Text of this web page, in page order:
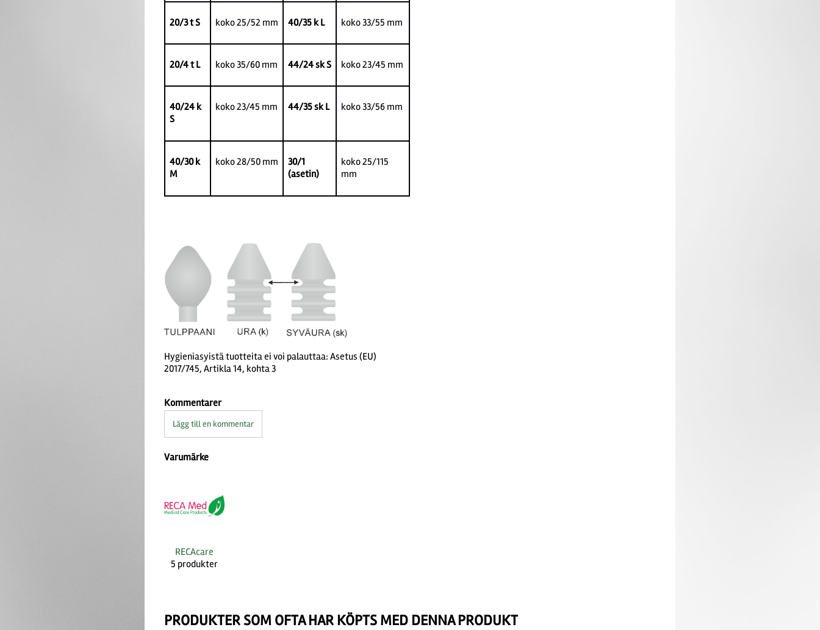
20/3 t S koko 25/52 mm 40/35 k L koko 33/55 mm
20/4 t L koko 35/60 mm 44/24 sk S koko 23/45 mm
40/24 k
S
koko 23/45 mm 44/35 sk L koko 33/56 mm
40/30 k
M
koko 28/50 mm
30/1
(asetin)
koko 25/115
mm
Hygieniasyistä tuotteita ei voi palauttaa: Asetus (EU)
2017/745, Artikla 14, kohta 3
Kommentarer
Lägg till en kommentar
Varumärke
RECAcare
5 produkter
PRODUKTER SOM OFTA HAR KÖPTS MED DENNA PRODUKT